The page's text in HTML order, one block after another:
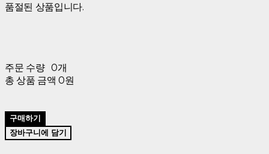
품절된 상품입니다.
주문 수량 0개
총 상품 금액 0원
구매하기
장바구니에 담기